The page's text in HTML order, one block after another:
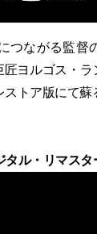
つながる監督
ヨルゴス・
トア版にて蘇
タル・リマスタ